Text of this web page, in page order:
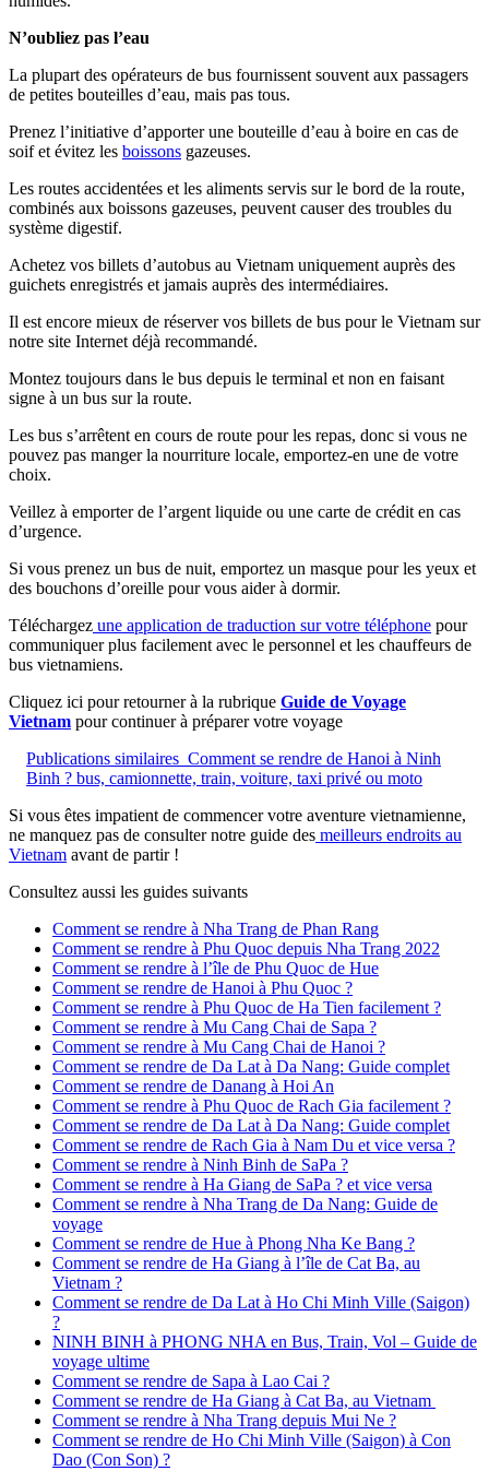
N’oubliez pas l’eau
La plupart des opérateurs de bus fournissent souvent aux passagers
de petites bouteilles d’eau, mais pas tous.
Prenez l’initiative d’apporter une bouteille d’eau à boire en cas de
soif et évitez les boissons gazeuses.
Les routes accidentées et les aliments servis sur le bord de la route,
combinés aux boissons gazeuses, peuvent causer des troubles du
système digestif.
Achetez vos billets d’autobus au Vietnam uniquement auprès des
guichets enregistrés et jamais auprès des intermédiaires.
Il est encore mieux de réserver vos billets de bus pour le Vietnam sur
notre site Internet déjà recommandé.
Montez toujours dans le bus depuis le terminal et non en faisant
signe à un bus sur la route.
Les bus s’arrêtent en cours de route pour les repas, donc si vous ne
pouvez pas manger la nourriture locale, emportez-en une de votre
choix.
Veillez à emporter de l’argent liquide ou une carte de crédit en cas
d’urgence.
Si vous prenez un bus de nuit, emportez un masque pour les yeux et
des bouchons d’oreille pour vous aider à dormir.
Téléchargez une application de traduction sur votre téléphone pour
communiquer plus facilement avec le personnel et les chauffeurs de
bus vietnamiens.
Cliquez ici pour retourner à la rubrique Guide de Voyage
Vietnam pour continuer à préparer votre voyage
Publications similaires Comment se rendre de Hanoi à Ninh
Binh ? bus, camionnette, train, voiture, taxi privé ou moto
Si vous êtes impatient de commencer votre aventure vietnamienne,
ne manquez pas de consulter notre guide des meilleurs endroits au
Vietnam avant de partir !
Consultez aussi les guides suivants
Comment se rendre à Nha Trang de Phan Rang
Comment se rendre à Phu Quoc depuis Nha Trang 2022
Comment se rendre à l’île de Phu Quoc de Hue
Comment se rendre de Hanoi à Phu Quoc ?
Comment se rendre à Phu Quoc de Ha Tien facilement ?
Comment se rendre à Mu Cang Chai de Sapa ?
Comment se rendre à Mu Cang Chai de Hanoi ?
Comment se rendre de Da Lat à Da Nang: Guide complet
Comment se rendre de Danang à Hoi An
Comment se rendre à Phu Quoc de Rach Gia facilement ?
Comment se rendre de Da Lat à Da Nang: Guide complet
Comment se rendre de Rach Gia à Nam Du et vice versa ?
Comment se rendre à Ninh Binh de SaPa ?
Comment se rendre à Ha Giang de SaPa ? et vice versa
Comment se rendre à Nha Trang de Da Nang: Guide de
voyage
Comment se rendre de Hue à Phong Nha Ke Bang ?
Comment se rendre de Ha Giang à l’île de Cat Ba, au
Vietnam ?
Comment se rendre de Da Lat à Ho Chi Minh Ville (Saigon)
?
NINH BINH à PHONG NHA en Bus, Train, Vol – Guide de
voyage ultime
Comment se rendre de Sapa à Lao Cai ?
Comment se rendre de Ha Giang à Cat Ba, au Vietnam
Comment se rendre à Nha Trang depuis Mui Ne ?
Comment se rendre de Ho Chi Minh Ville (Saigon) à Con
Dao (Con Son) ?